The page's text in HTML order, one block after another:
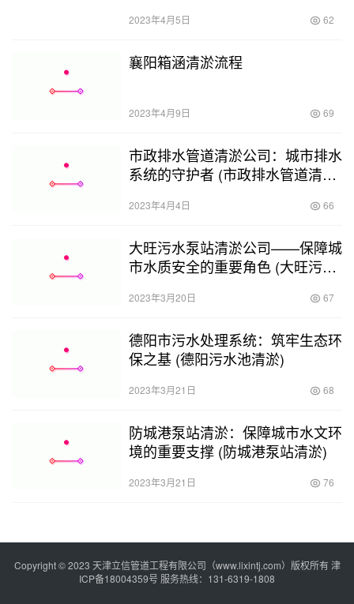
2023年4月5日 62
襄阳箱涵清淤流程
2023年4月9日 69
市政排水管道清淤公司：城市排水
系统的守护者 (市政排水管道清淤
2023年4月4日 66
大旺污水泵站清淤公司——保障城
市水质安全的重要角色 (大旺污水
2023年3月20日 67
德阳市污水处理系统：筑牢生态环
保之基 (德阳污水池清淤)
2023年3月21日 68
防城港泵站清淤：保障城市水文环
境的重要支撑 (防城港泵站清淤)
2023年3月21日 76
Copyright © 2023 天津立信管道工程有限公司（www.lixintj.com）版权所有津
ICP备18004359号 服务热线：131-6319-1808